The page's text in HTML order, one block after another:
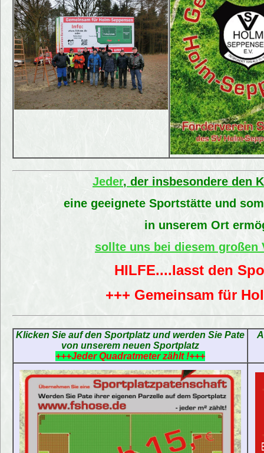
Jeder, der insbesondere den
eine geeignete Sportstätte und
in unserem Ort
sollte uns bei diesem großen
HILFE....lasst den
+++ Gemeinsam für
Klicken Sie auf den Sportplatz und werden Sie Pate
von unserem neuen Sportplatz
+++Jeder Quadratmeter zählt !+++